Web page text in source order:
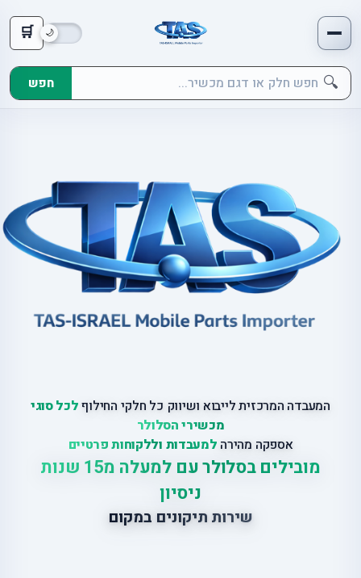
🛒
🔍 חפש
המעבדה המרכזית לייבוא ושיווק כל חלקי החילוףלכל סוגי
מכשירי הסלולר
אספקה מהירה למעבדות וללקוחות פרטיים
מובילים בסלולר עם למעלה מ15 שנות
ניסיון
שירות תיקונים במקום